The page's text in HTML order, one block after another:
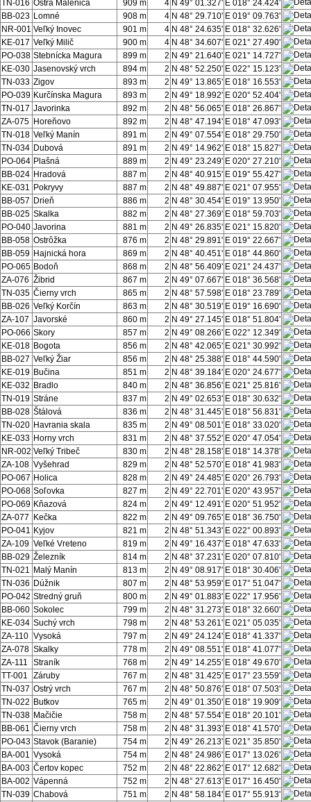
TN-016 Ostrá Malenica 909 m 4 N 49° 01.327' E 018° 24.424'
BB-023 Lomné 908 m 4 N 48° 29.710' E 019° 09.763'
NR-001 Veľký Inovec 901 m 4 N 48° 24.635' E 018° 32.626'
KE-017 Veľký Milič 900 m 4 N 48° 34.607' E 021° 27.490'
PO-038 Stebnícka Magura 899 m 2 N 49° 21.640' E 021° 14.727'
KE-030 Jasenovský vrch 894 m 2 N 48° 52.250' E 022° 15.123'
TN-033 Zigov 893 m 2 N 49° 13.865' E 018° 16.553'
PO-039 Kurčínska Magura 893 m 2 N 49° 18.992' E 020° 52.404'
TN-017 Javorinka 892 m 2 N 48° 56.065' E 018° 26.867'
ZA-075 Horeňovo 892 m 2 N 48° 47.194' E 018° 47.093'
TN-018 Veľký Manín 891 m 2 N 49° 07.554' E 018° 29.750'
TN-034 Dubová 891 m 2 N 49° 14.962' E 018° 15.827'
PO-064 Plašná 889 m 2 N 49° 23.249' E 020° 27.210'
BB-024 Hradová 887 m 2 N 48° 40.915' E 019° 55.427'
KE-031 Pokryvy 887 m 2 N 48° 49.887' E 021° 07.955'
BB-057 Drieň 886 m 2 N 48° 30.454' E 019° 13.950'
BB-025 Skalka 882 m 2 N 48° 27.369' E 018° 59.703'
PO-040 Javorina 881 m 2 N 49° 26.835' E 021° 15.820'
BB-058 Ostrôžka 876 m 2 N 48° 29.891' E 019° 22.667'
BB-059 Hajnická hora 869 m 2 N 48° 40.451' E 018° 44.860'
PO-065 Bodoň 868 m 2 N 48° 56.409' E 021° 24.437'
ZA-076 Žibrid 867 m 2 N 49° 07.667' E 018° 36.568'
TN-035 Čierny vrch 865 m 2 N 48° 57.598' E 018° 23.789'
BB-026 Veľký Korčín 863 m 2 N 48° 30.519' E 019° 16.690'
ZA-107 Javorské 860 m 2 N 49° 27.145' E 018° 51.804'
PO-066 Skory 857 m 2 N 49° 08.266' E 022° 12.349'
KE-018 Bogota 856 m 2 N 48° 42.065' E 021° 30.992'
BB-027 Veľký Žiar 856 m 2 N 48° 25.388' E 018° 44.590'
KE-019 Bučina 851 m 2 N 48° 39.184' E 020° 24.677'
KE-032 Bradlo 840 m 2 N 48° 36.856' E 021° 25.816'
TN-019 Stráne 837 m 2 N 49° 02.653' E 018° 30.632'
BB-028 Štálová 836 m 2 N 48° 31.445' E 018° 56.831'
TN-020 Havrania skala 835 m 2 N 49° 08.501' E 018° 33.020'
KE-033 Horny vrch 831 m 2 N 48° 37.552' E 020° 47.054'
NR-002 Veľký Tribeč 830 m 2 N 48° 28.158' E 018° 14.378'
ZA-108 Vyšehrad 829 m 2 N 48° 52.570' E 018° 41.983'
PO-067 Holica 828 m 2 N 49° 24.485' E 020° 26.793'
PO-068 Soľovka 827 m 2 N 49° 22.701' E 020° 43.957'
PO-069 Kňazová 824 m 2 N 49° 12.491' E 020° 51.952'
ZA-077
Kečka 822 m 2 N 49° 09.765' E 018° 36.750'
PO-041 Kyjov 821 m 2 N 48° 51.343' E 022° 00.893'
ZA-109 Veľké Vreteno 819 m 2 N 49° 16.437' E 018° 47.633'
BB-029 Železník 814 m 2 N 48° 37.231' E 020° 07.810'
TN-021 Malý Manín 813 m 2 N 49° 08.917' E 018° 30.406'
TN-036 Dúžnik 807 m 2 N 48° 53.959' E 017° 51.047'
PO-042 Stredný gruň 800 m 2 N 49° 01.883' E 022° 17.956'
BB-060 Sokolec 799 m 2 N 48° 31.273' E 018° 32.660'
KE-034 Suchý vrch 798 m 2 N 48° 53.261' E 021° 05.035'
ZA-110 Vysoká 797 m 2 N 49° 24.124' E 018° 41.337'
ZA-078 Skalky 778 m 2 N 49° 08.551' E 018° 41.077'
ZA-111
Straník 768 m 2 N 49° 14.255' E 018° 49.670'
TT-001
Záruby 767 m 2 N 48° 31.425' E 017° 23.559'
TN-037 Ostrý vrch 767 m 2 N 48° 50.876' E 018° 07.503'
TN-022 Butkov 765 m 2 N 49° 01.350' E 018° 19.909'
TN-038 Mačičie 758 m 2 N 48° 57.554' E 018° 20.101'
BB-061 Čierny vrch 758 m 2 N 48° 31.393' E 018° 41.570'
PO-043 Stavok (Baranie) 754 m 2 N 49° 26.213' E 021° 35.850'
BA-001 Vysoká 754 m 2 N 48° 24.986' E 017° 13.026'
BA-003 Čertov kopec 752 m 2 N 48° 22.862' E 017° 12.682'
BA-002 Vápenná 752 m 2 N 48° 27.613' E 017° 16.450'
TN-039 Chabová 751 m 2 N 48° 58.184' E 017° 55.913'